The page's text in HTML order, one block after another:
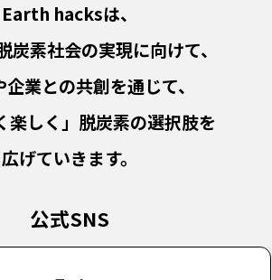
Earth hacksは、
炭素社会の実現に向けて、
業との共創を通じて、
楽しく」脱炭素の選択肢を
広げていきます。
公式SNS